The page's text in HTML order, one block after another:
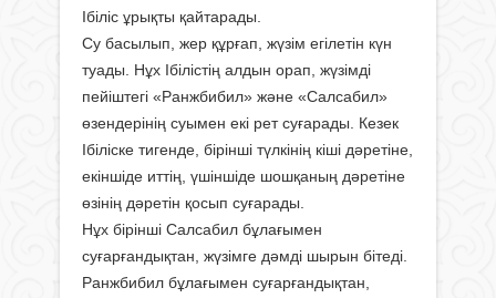
Ібіліс ұрықты қайтарады.
Су басылып, жер құрғап, жүзім егілетін күн
туады. Нұх Ібілістің алдын орап, жүзімді
пейіштегі «Ранжбибил» және «Салсабил»
өзендерінің суымен екі рет суғарады. Кезек
Ібіліске тигенде, бірінші түлкінің кіші дәретіне,
екіншіде иттің, үшіншіде шошқаның дәретіне
өзінің дәретін қосып суғарады.
Нұх бірінші Салсабил бұлағымен
суғарғандықтан, жүзімге дәмді шырын бітеді.
Ранжбибил бұлағымен суғарғандықтан,